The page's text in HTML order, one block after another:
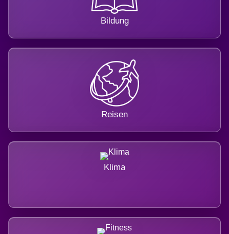
Bildung
Reisen
Klima